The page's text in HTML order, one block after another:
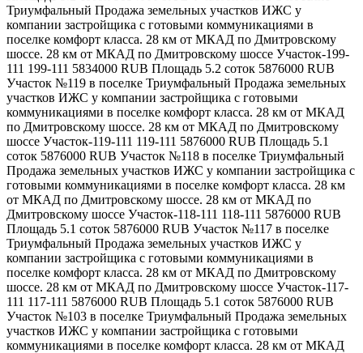
Триумфальный Продажа земельных участков ИЖС у
компании застройщика с готовыми коммуникациями в
поселке комфорт класса. 28 км от МКАД по Дмитровскому
шоссе. 28 км от МКАД по Дмитровскому шоссе Участок-199-
111 199-111 5834000 RUB Площадь 5.2 соток 5876000 RUB
Участок №119 в поселке Триумфальный Продажа земельных
участков ИЖС у компании застройщика с готовыми
коммуникациями в поселке комфорт класса. 28 км от МКАД
по Дмитровскому шоссе. 28 км от МКАД по Дмитровскому
шоссе Участок-119-111 119-111 5876000 RUB Площадь 5.1
соток 5876000 RUB Участок №118 в поселке Триумфальный
Продажа земельных участков ИЖС у компании застройщика с
готовыми коммуникациями в поселке комфорт класса. 28 км
от МКАД по Дмитровскому шоссе. 28 км от МКАД по
Дмитровскому шоссе Участок-118-111 118-111 5876000 RUB
Площадь 5.1 соток 5876000 RUB Участок №117 в поселке
Триумфальный Продажа земельных участков ИЖС у
компании застройщика с готовыми коммуникациями в
поселке комфорт класса. 28 км от МКАД по Дмитровскому
шоссе. 28 км от МКАД по Дмитровскому шоссе Участок-117-
111 117-111 5876000 RUB Площадь 5.1 соток 5876000 RUB
Участок №103 в поселке Триумфальный Продажа земельных
участков ИЖС у компании застройщика с готовыми
коммуникациями в поселке комфорт класса. 28 км от МКАД